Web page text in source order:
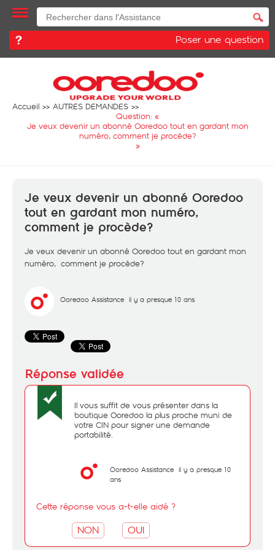
Poser une question
Accueil
AUTRES DEMANDES
Question: «
Je veux devenir un abonné Ooredoo tout en gardant mon
numéro, comment je procède?
»
Je veux devenir un abonné Ooredoo
tout en gardant mon numéro,
comment je procède?
Je veux devenir un abonné Ooredoo tout en gardant mon
numéro, comment je procède?
Ooredoo Assistance il y a presque 10 ans
Il vous suffit de vous présenter dans la
boutique Ooredoo la plus proche muni de
votre CIN pour signer une demande
portabilité.
Ooredoo Assistance il y a presque 10
ans
Cette réponse vous a-t-elle aidé ?
NON OUI